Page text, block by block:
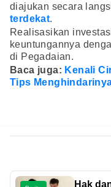
diajukan secara
terdekat.
Realisasikan
keuntungannya
di Pegadaian.
Baca juga: Kenali
Tips
Hak